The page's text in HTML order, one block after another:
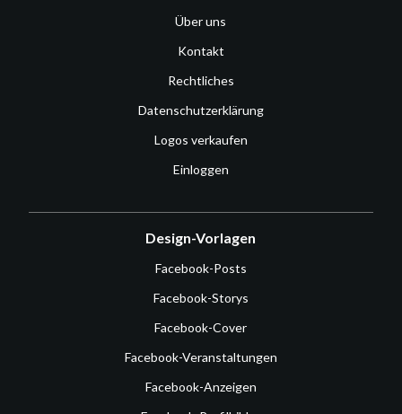
Über uns
Kontakt
Rechtliches
Datenschutzerklärung
Logos verkaufen
Einloggen
Design-Vorlagen
Facebook-Posts
Facebook-Storys
Facebook-Cover
Facebook-Veranstaltungen
Facebook-Anzeigen